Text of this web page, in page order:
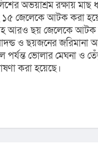
অভয়াশ্রম রক্ষায়
১৫ জেলেকে আটক করা
আরও ছয় জেলেকে আটক
ও ছয়জনের জরিমানা
পর্যন্ত ভোলার মেঘনা ও
করা হয়েছে।